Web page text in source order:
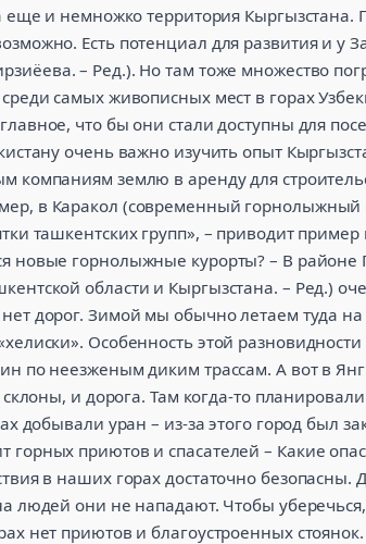
еще и немножко территория
Есть потенциал для развития и у
– Ред.). Но там тоже множество
самых живописных мест в горах
что бы они стали доступны для
очень важно изучить опыт
компаниям землю в аренду для
в Каракол (современный горнолыжный
ташкентских групп», – приводит
новые горнолыжные курорты? – В районе
области и Кыргызстана. – Ред.)
дорог. Зимой мы обычно летаем туда на
Особенность этой
по неезженым диким трассам. А вот в
и дорога. Там когда-то
добывали уран – из-за этого город был
приютов и спасателей – Какие
в наших горах достаточно безопасны.
людей они не нападают. Чтобы
нет приютов и благоустроенных